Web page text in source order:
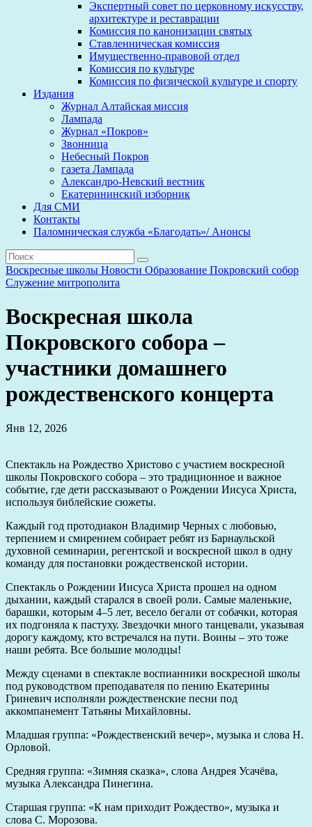
Экспертный совет по церковному искусству,
архитектуре и реставрации
Комиссия по канонизации святых
Ставленническая комиссия
Имущественно-правовой отдел
Комиссия по культуре
Комиссия по физической культуре и спорту
Издания
Журнал Алтайская миссия
Лампада
Журнал «Покров»
Звонница
Небесный Покров
газета Лампада
Александро-Невский вестник
Екатерининский изборник
Для СМИ
Контакты
Паломническая служба «Благодать»/ Анонсы
Воскресные школы Новости Образование Покровский собор
Служение митрополита
Воскресная школа
Покровского собора –
участники домашнего
рождественского концерта
Янв 12, 2026
Спектакль на Рождество Христово с участием воскресной
школы Покровского собора – это традиционное и важное
событие, где дети рассказывают о Рождении Иисуса Христа,
используя библейские сюжеты.
Каждый год протодиакон Владимир Черных с любовью,
терпением и смирением собирает ребят из Барнаульской
духовной семинарии, регентской и воскресной школ в одну
команду для постановки рождественской истории.
Спектакль о Рождении Иисуса Христа прошел на одном
дыхании, каждый старался в своей роли. Самые маленькие,
барашки, которым 4–5 лет, весело бегали от собачки, которая
их подгоняла к пастуху. Звездочки много танцевали, указывая
дорогу каждому, кто встречался на пути. Воины – это тоже
наши ребята. Все большие молодцы!
Между сценами в спектакле воспианники воскресной школы
под руководством преподавателя по пению Екатерины
Гриневич исполняли рождественские песни под
аккомпанемент Татьяны Михайловны.
Младшая группа: «Рождественский вечер», музыка и слова Н.
Орловой.
Средняя группа: «Зимняя сказка», слова Андрея Усачёва,
музыка Александра Пинегина.
Старшая группа: «К нам приходит Рождество», музыка и
слова С. Морозова.